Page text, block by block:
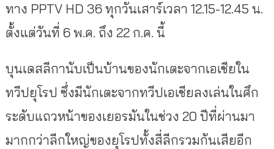
ทาง PPTV HD 36 ทุกวันเสาร์เวลา 12.15-12.45 น.
ตั้งแต่วันที่ 6 พ.ค. ถึง 22 ก.ค. นี้
บุนเดสลีกานับเป็นบ้านของนักเตะจากเอเชียใน
ทวีปยุโรป ซึ่งมีนักเตะจากทวีปเอเชียลงเล่นในศึก
ระดับแถวหน้าของเยอรมันในช่วง 20 ปีที่ผ่านมา
มากกว่าลีกใหญ่ของยุโรปทั้งสี่ลีกรวมกันเสียอีก